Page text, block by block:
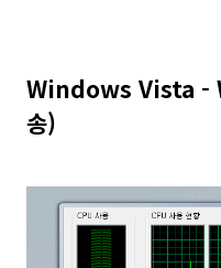
Windows Vista -
송)